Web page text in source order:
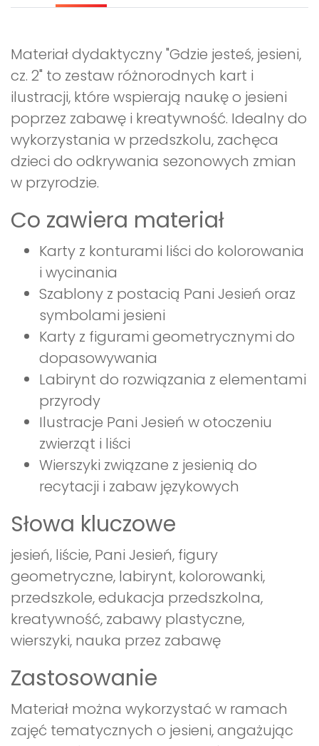
Materiał dydaktyczny "Gdzie jesteś, jesieni,
cz. 2" to zestaw różnorodnych kart i
ilustracji, które wspierają naukę o jesieni
poprzez zabawę i kreatywność. Idealny do
wykorzystania w przedszkolu, zachęca
dzieci do odkrywania sezonowych zmian
w przyrodzie.
Co zawiera materiał
Karty z konturami liści do kolorowania
i wycinania
Szablony z postacią Pani Jesień oraz
symbolami jesieni
Karty z figurami geometrycznymi do
dopasowywania
Labirynt do rozwiązania z elementami
przyrody
Ilustracje Pani Jesień w otoczeniu
zwierząt i liści
Wierszyki związane z jesienią do
recytacji i zabaw językowych
Słowa kluczowe
jesień, liście, Pani Jesień, figury
geometryczne, labirynt, kolorowanki,
przedszkole, edukacja przedszkolna,
kreatywność, zabawy plastyczne,
wierszyki, nauka przez zabawę
Zastosowanie
Materiał można wykorzystać w ramach
zajęć tematycznych o jesieni, angażując